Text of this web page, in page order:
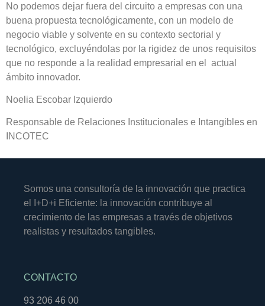
No podemos dejar fuera del circuito a empresas con una
buena propuesta tecnológicamente, con un modelo de
negocio viable y solvente en su contexto sectorial y
tecnológico, excluyéndolas por la rigidez de unos requisitos
que no responde a la realidad empresarial en el actual
ámbito innovador.
Noelia Escobar Izquierdo
Responsable de Relaciones Institucionales e Intangibles en
INCOTEC
Somos una consultoría de la innovación que practica
el I+D+i Eficiente: la innovación contribuye al
crecimiento de las empresas a través de objetivos
realistas y resultados tangibles.
CONTACTO
93 206 46 00